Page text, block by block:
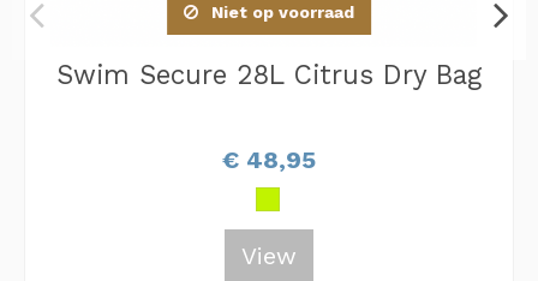
Niet op voorraad
Swim Secure 28L Citrus Dry Bag
€ 48,95
View